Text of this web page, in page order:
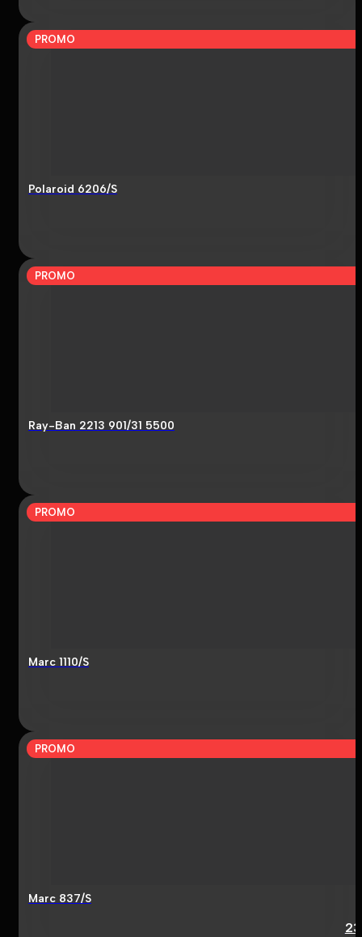
PROMO
Polaroid 6206/S
PROMO
Ray-Ban 2213 901/31 5500
PROMO
Marc 1110/S
PROMO
Marc 837/S